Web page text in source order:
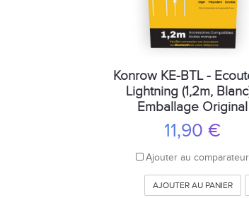
Konrow KE-BTL -
Lightning (1,2m,
Emballage Original
11,90 €
Ajouter au comparateur
AJOUTER AU PANIER